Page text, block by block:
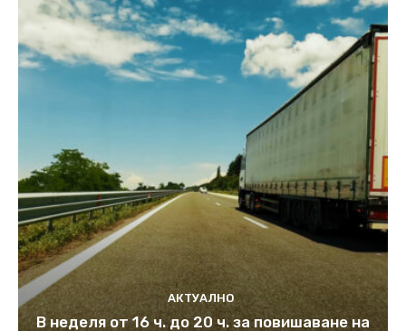
АКТУАЛНО
В неделя от 16 ч. до 20 ч. за повишаване на